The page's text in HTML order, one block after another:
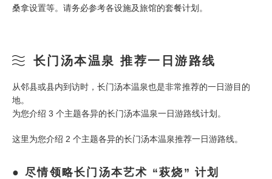
桑拿设置等。请务必参考各设施及旅馆的套餐计划。
长门汤本温泉 推荐一日游路线
从邻县或县内到访时，长门汤本温泉也是非常推荐的一日游目的
地。
为您介绍 3 个主题各异的长门汤本温泉一日游路线计划。
这里为您介绍 2 个主题各异的长门汤本温泉推荐一日游路线。
尽情领略长门汤本艺术 “萩烧” 计划